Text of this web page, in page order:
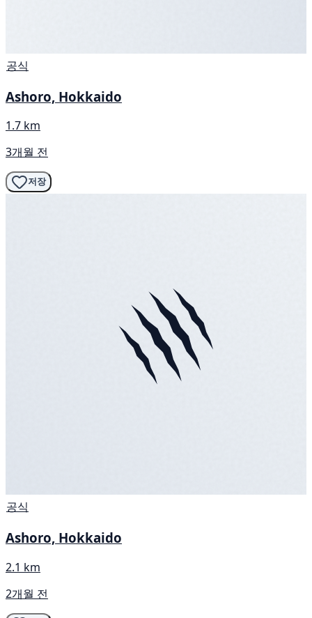
공식
Ashoro, Hokkaido
1.7 km
3개월 전
저장
공식
Ashoro, Hokkaido
2.1 km
2개월 전